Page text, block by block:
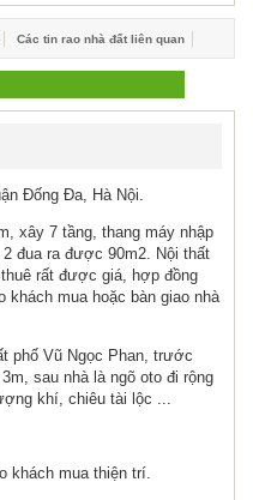
Các tin rao nhà đất liên quan
Đống Đa, Hà Nội.
xây 7 tầng, thang máy nhập
đua ra được 90m2. Nội thất
rất được giá, hợp đồng
khách mua hoặc bàn giao nhà
phố Vũ Ngọc Phan, trước
sau nhà là ngõ oto đi rộng
khí, chiêu tài lộc ...
khách mua thiện trí.